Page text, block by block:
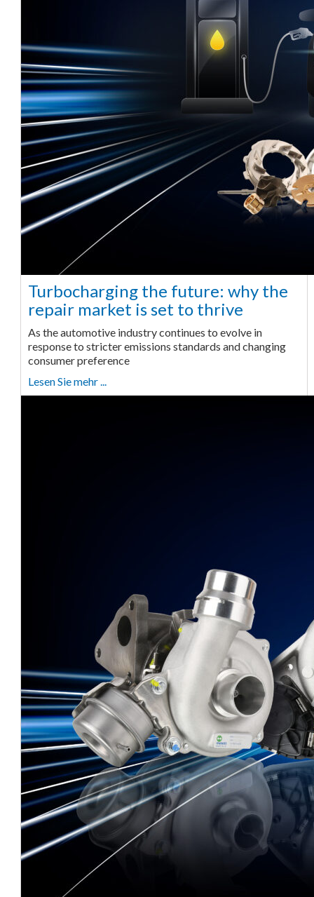
Turbocharging the future: why the
repair market is set to thrive
As the automotive industry continues to evolve in
response to stricter emissions standards and changing
consumer preference
Lesen Sie mehr ...